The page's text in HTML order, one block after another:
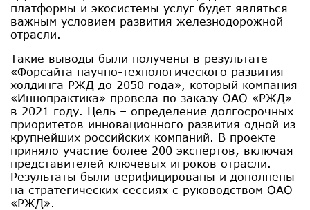
платформы и экосистемы услуг будет являться
важным условием развития железнодорожной
отрасли.
Такие выводы были получены в результате
«Форсайта научно-технологического развития
холдинга РЖД до 2050 года», который компания
«Иннопрактика» провела по заказу ОАО «РЖД»
в 2021 году. Цель – определение долгосрочных
приоритетов инновационного развития одной из
крупнейших российских компаний. В проекте
приняло участие более 200 экспертов, включая
представителей ключевых игроков отрасли.
Результаты были верифицированы и дополнены
на стратегических сессиях с руководством ОАО
«РЖД».